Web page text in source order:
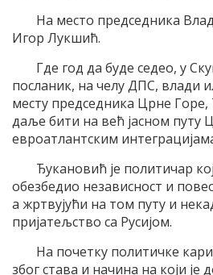
На место председника
Игор Лукшић.
Где год да буде седео, у
посланик, на челу ДПС, влади
месту председника Црне
даље бити на већ јасном путу
евроатлантским
Ђукановић је политичар
обезбедио независност и
а жртвујући на том путу и
пријатељство са Русијом.
На почетку политичке
због става и начина на који је